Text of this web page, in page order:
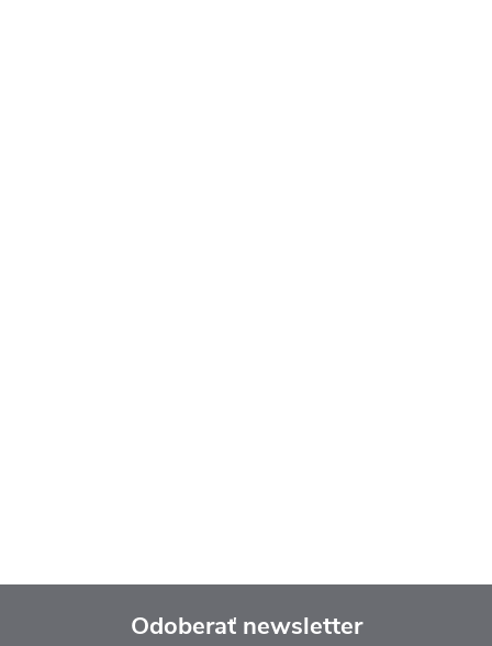
Odoberať newsletter